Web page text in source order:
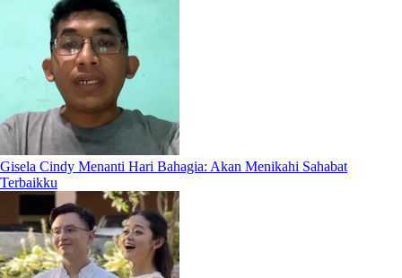
Gisela Cindy Menanti Hari Bahagia: Akan Menikahi Sahabat
Terbaikku